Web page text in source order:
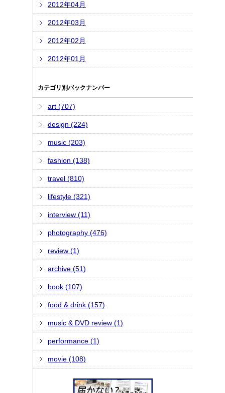
2012年04月
2012年03月
2012年02月
2012年01月
カテゴリ別バックナンバー
art (707)
design (224)
music (203)
fashion (138)
travel (810)
lifestyle (321)
interview (11)
photography (476)
review (1)
archive (51)
book (107)
food & drink (157)
music & DVD review (1)
performance (1)
movie (108)